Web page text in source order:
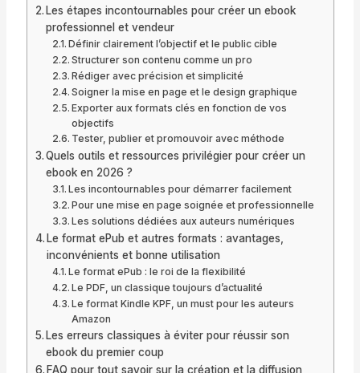
Les étapes incontournables pour créer un ebook
professionnel et vendeur
Définir clairement l’objectif et le public cible
Structurer son contenu comme un pro
Rédiger avec précision et simplicité
Soigner la mise en page et le design graphique
Exporter aux formats clés en fonction de vos
objectifs
Tester, publier et promouvoir avec méthode
Quels outils et ressources privilégier pour créer un
ebook en 2026 ?
Les incontournables pour démarrer facilement
Pour une mise en page soignée et professionnelle
Les solutions dédiées aux auteurs numériques
Le format ePub et autres formats : avantages,
inconvénients et bonne utilisation
Le format ePub : le roi de la flexibilité
Le PDF, un classique toujours d’actualité
Le format Kindle KPF, un must pour les auteurs
Amazon
Les erreurs classiques à éviter pour réussir son
ebook du premier coup
FAQ pour tout savoir sur la création et la diffusion